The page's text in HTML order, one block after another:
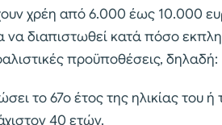
χρέη από 6.000 έως 10.000
να διαπιστωθεί κατά πόσο
προϋποθέσεις, δηλαδή:
το 67ο έτος της ηλικίας του
40 ετών.